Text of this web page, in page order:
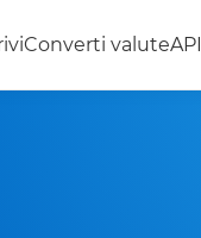
Converti valuteAPI